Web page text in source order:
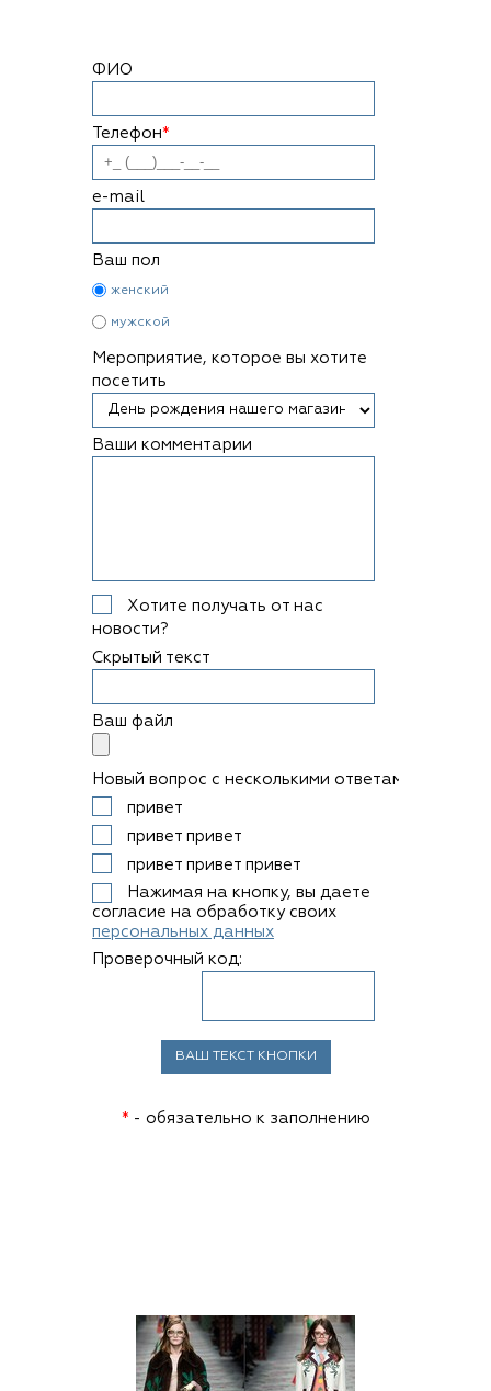
ФИО
Телефон*
e-mail
Ваш пол
женский
мужской
Мероприятие, которое вы хотите
посетить
Ваши комментарии
Хотите получать от нас
новости?
Скрытый текст
Ваш файл
Новый вопрос с несколькими ответами
привет
привет привет
привет привет привет
Нажимая на кнопку, вы даете
согласие на обработку своих
персональных данных
Проверочный код:
* - обязательно к заполнению